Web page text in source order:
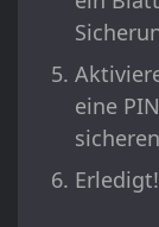
eine
Erledigt!